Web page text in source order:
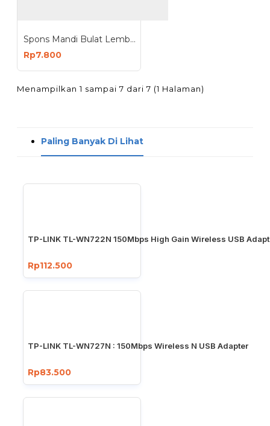
Spons Mandi Bulat Lembut Scrubber
Rp7.800
Menampilkan 1 sampai 7 dari 7 (1 Halaman)
Paling Banyak Di Lihat
TP-LINK TL-WN722N 150Mbps High Gain Wireless USB
Rp112.500
TP-LINK TL-WN727N : 150Mbps Wireless N USB Adapter
Rp83.500